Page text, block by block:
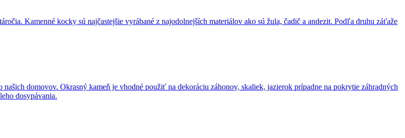
Kamenné kocky sú najčastejšie vyrábané z najodolnejších materiálov ako sú žula, čadič a andezit. Podľa druhu záťaže
domovov. Okrasný kameň je vhodné použiť na dekoráciu záhonov, skaliek, jazierok prípadne na pokrytie záhradných
dosypávania.